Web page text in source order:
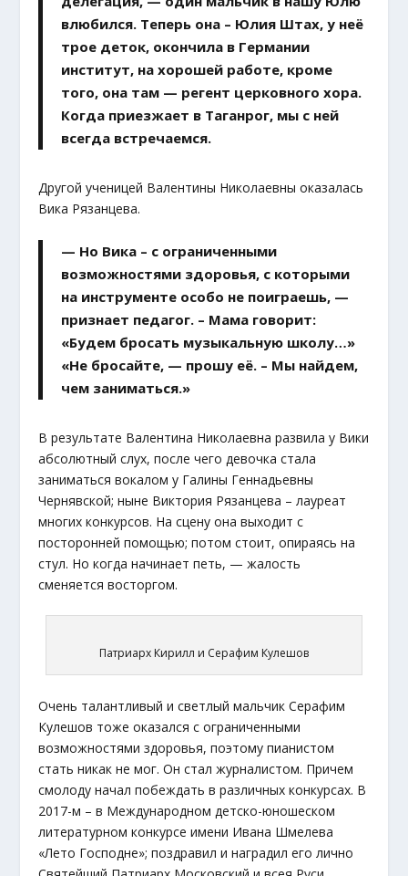
влюбился. Теперь она – Юлия Штах, у неё
трое деток, окончила в Германии
институт, на хорошей работе, кроме
того, она там — регент церковного хора.
Когда приезжает в Таганрог, мы с ней
всегда встречаемся.
Другой ученицей Валентины Николаевны оказалась
Вика Рязанцева.
— Но Вика – с ограниченными
возможностями здоровья, с которыми
на инструменте особо не поиграешь, —
признает педагог. – Мама говорит:
«Будем бросать музыкальную школу…»
«Не бросайте, — прошу её. – Мы найдем,
чем заниматься.»
В результате Валентина Николаевна развила у Вики
абсолютный слух, после чего девочка стала
заниматься вокалом у Галины Геннадьевны
Чернявской; ныне Виктория Рязанцева – лауреат
многих конкурсов. На сцену она выходит с
посторонней помощью; потом стоит, опираясь на
стул. Но когда начинает петь, — жалость
сменяется восторгом.
Патриарх Кирилл и Серафим Кулешов
Очень талантливый и светлый мальчик Серафим
Кулешов тоже оказался с ограниченными
возможностями здоровья, поэтому пианистом
стать никак не мог. Он стал журналистом. Причем
смолоду начал побеждать в различных конкурсах. В
2017-м – в Международном детско-юношеском
литературном конкурсе имени Ивана Шмелева
«Лето Господне»; поздравил и наградил его лично